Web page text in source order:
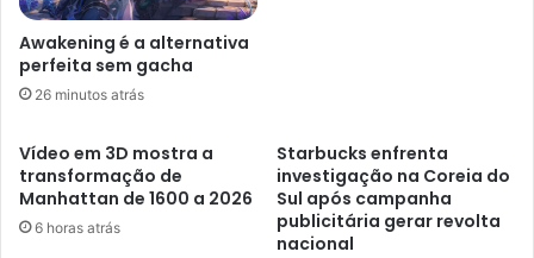
Awakening é a alternativa
perfeita sem gacha
26 minutos atrás
Vídeo em 3D mostra a
transformação de
Manhattan de 1600 a 2026
6 horas atrás
Starbucks enfrenta
investigação na Coreia do
Sul após campanha
publicitária gerar revolta
nacional